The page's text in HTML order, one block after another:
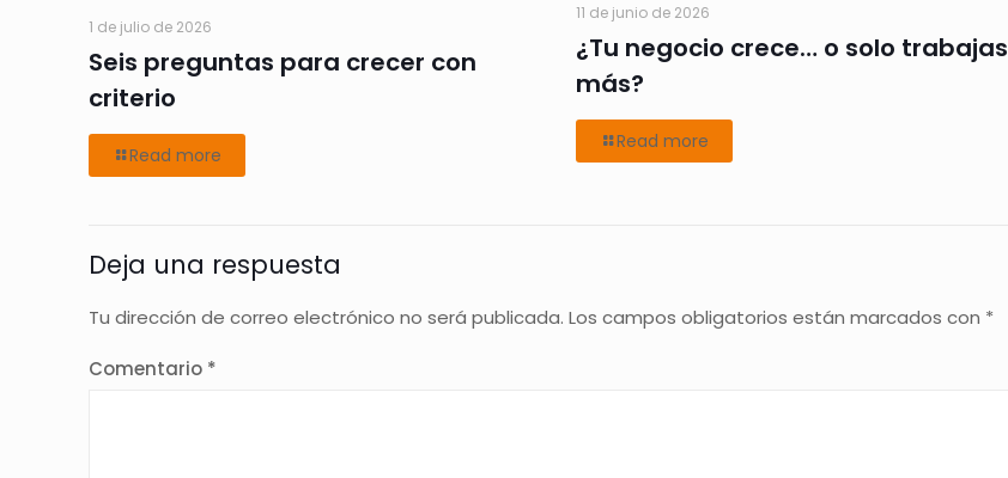
1 de julio de 2026
Seis preguntas para crecer con
criterio
Read more
11 de junio de 2026
¿Tu negocio crece… o solo trabajas
más?
Read more
Deja una respuesta
Tu dirección de correo electrónico no será publicada. Los campos obligatorios están marcados con *
Comentario *